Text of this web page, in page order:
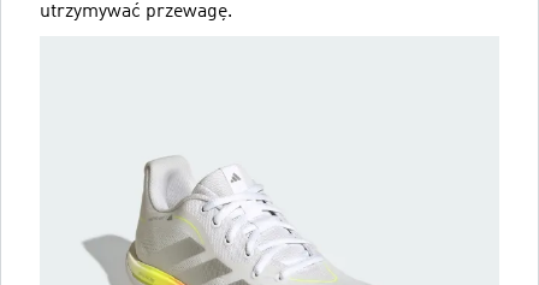
utrzymywać przewagę.